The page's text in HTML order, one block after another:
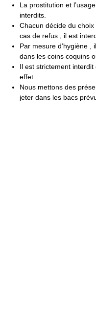
La prostitution et
interdits.
Chacun décide du
cas de refus , il est
Par mesure d’hygiène
dans les coins coquins
Il est strictement
effet.
Nous mettons des
jeter dans les bacs